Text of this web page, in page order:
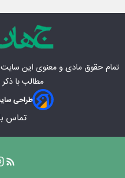
تمام حقوق مادی‌ و معنوی این
مطالب با
طراحی
تماس